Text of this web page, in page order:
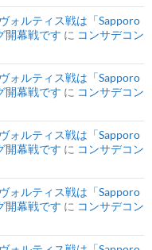
ォルティス戦は「Sapporo
開幕戦です に コンサデコン
ォルティス戦は「Sapporo
開幕戦です に コンサデコン
ォルティス戦は「Sapporo
開幕戦です に コンサデコン
ォルティス戦は「Sapporo
開幕戦です に コンサデコン